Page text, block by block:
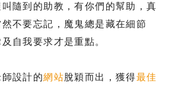
隨到的助教，有你們的幫助，真
不要忘記，魔鬼總是藏在細節
自我要求才是重點。
師設計的網站脫穎而出，獲得最佳